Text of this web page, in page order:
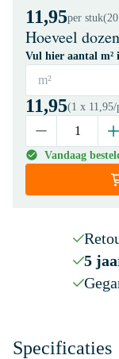
11,95per stuk
Hoeveel
Vul hier aantal m²
m²
11,95(1 x 11,95/
Vandaag
5
Specificaties